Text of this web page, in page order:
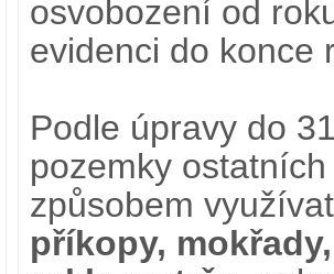
osvobození od
evidenci do konce
Podle úpravy do
pozemky
způsobem
příkopy,